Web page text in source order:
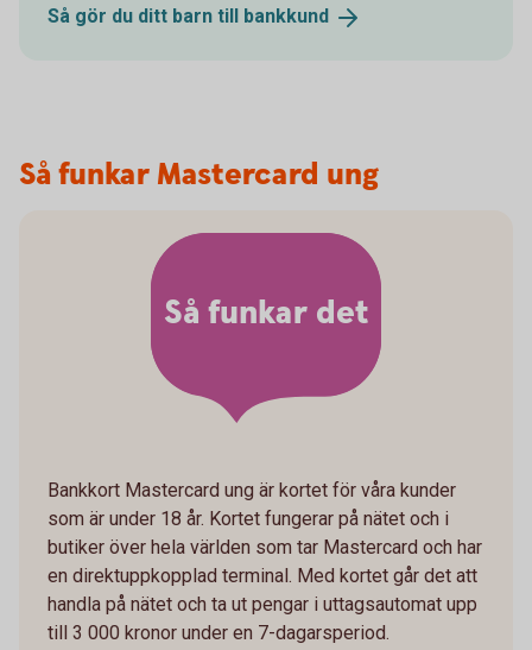
Så gör du ditt barn till bankkund
Så funkar Mastercard ung
Så funkar det
Bankkort Mastercard ung är kortet för våra kunder
som är under 18 år. Kortet fungerar på nätet och i
butiker över hela världen som tar Mastercard och har
en direktuppkopplad terminal. Med kortet går det att
handla på nätet och ta ut pengar i uttagsautomat upp
till 3 000 kronor under en 7-dagarsperiod.